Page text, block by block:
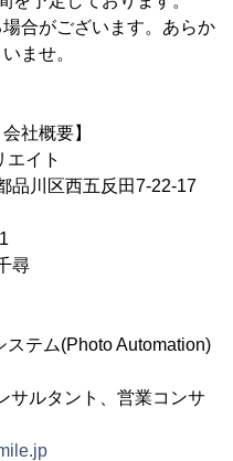
合がございます。あらか
ませ。
社概要】
イト
川区西五反田7-22-17
尋
テム(Photo Automation)
タント、営業コンサ